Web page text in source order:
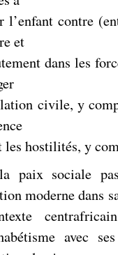
l’enfant contre
et
dans les
civile, y
les hostilités, y
paix sociale
moderne dans
avec